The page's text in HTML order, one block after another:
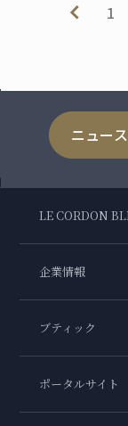
1
ニュー
LE CORDON
企業情報
ブティック
ポータルサイト